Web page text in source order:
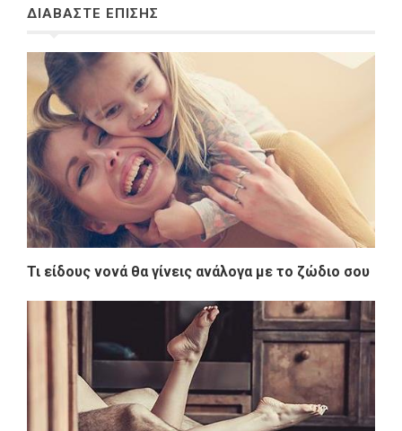
ΔΙΑΒΑΣΤΕ ΕΠΙΣΗΣ
Τι είδους νονά θα γίνεις ανάλογα με το ζώδιο σου